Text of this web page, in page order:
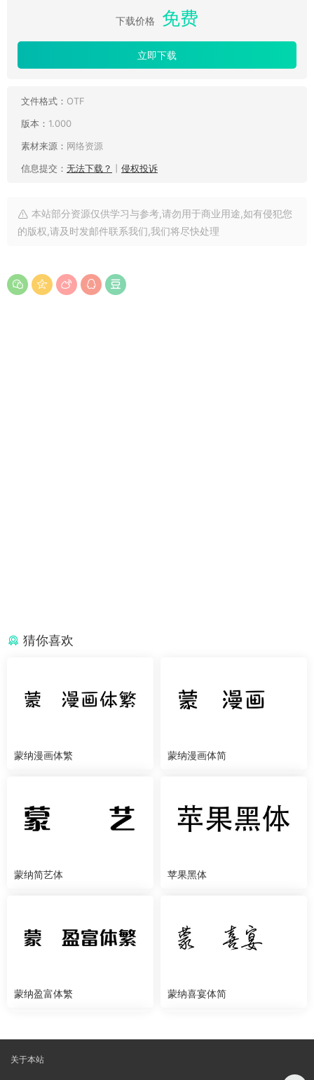
下载价格 免费
立即下载
文件格式： OTF
版本： 1.000
素材来源： 网络资源
信息提交： 无法下载？ 侵权投诉
本站部分资源仅供学习与参考,请勿用于商业用途,如有侵犯您
的版权,请及时发邮件联系我们,我们将尽快处理
猜你喜欢
蒙纳漫画体繁 蒙纳漫画体简
蒙纳简艺体 苹果黑体
蒙纳盈富体繁 蒙纳喜宴体简
关于本站